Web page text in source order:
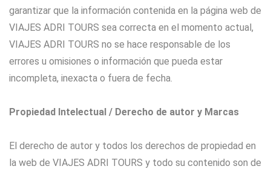
garantizar que la información contenida en la página web de
VIAJES ADRI TOURS sea correcta en el momento actual,
VIAJES ADRI TOURS no se hace responsable de los
errores u omisiones o información que pueda estar
incompleta, inexacta o fuera de fecha.
Propiedad Intelectual / Derecho de autor y Marcas
El derecho de autor y todos los derechos de propiedad en
la web de VIAJES ADRI TOURS y todo su contenido son de